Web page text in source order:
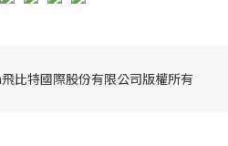
比特國際股份有限公司版權所有